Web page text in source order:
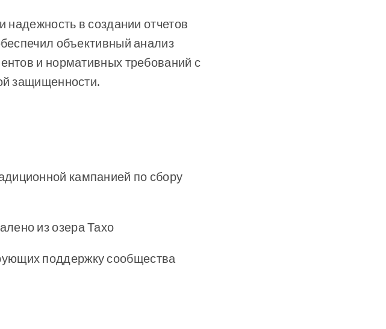
надежность в создании отчетов
объективный анализ
и нормативных требований с
защищенности.
кампанией по сбору
из озера Тахо
поддержку сообщества